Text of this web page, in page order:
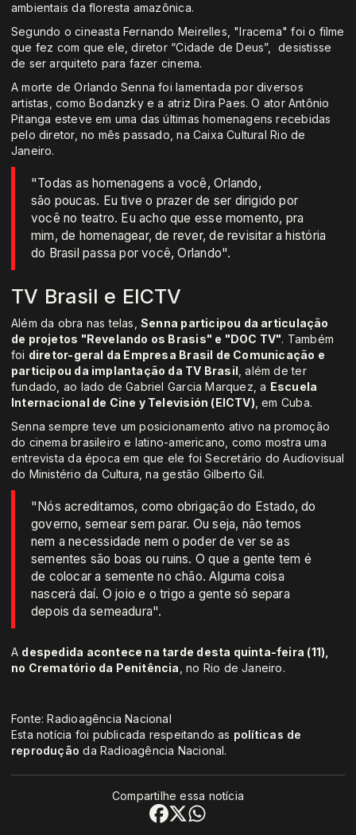
ambientais da floresta amazônica.
Segundo o cineasta Fernando Meirelles, "Iracema" foi o filme
que fez com que ele, diretor “Cidade de Deus”, desistisse
de ser arquiteto para fazer cinema.
A morte de Orlando Senna foi lamentada por diversos
artistas, como Bodanzky e a atriz Dira Paes. O ator Antônio
Pitanga esteve em uma das últimas homenagens recebidas
pelo diretor, no mês passado, na Caixa Cultural Rio de
Janeiro.
"Todas as homenagens a você, Orlando,
são poucas. Eu tive o prazer de ser dirigido por
você no teatro. Eu acho que esse momento, pra
mim, de homenagear, de rever, de revisitar a história
do Brasil passa por você, Orlando".
TV Brasil e EICTV
Além da obra nas telas,Senna participou da articulação
de projetos "Revelando os Brasis" e "DOC TV". Também
foi diretor-geral da Empresa Brasil de Comunicação e
participou da implantação da TV Brasil , além de ter
fundado, ao lado de Gabriel Garcia Marquez, a Escuela
Internacional de Cine y Televisión (EICTV) , em Cuba.
Senna sempre teve um posicionamento ativo na promoção
do cinema brasileiro e latino-americano, como mostra uma
entrevista da época em que ele foi Secretário do Audiovisual
do Ministério da Cultura, na gestão Gilberto Gil.
"Nós acreditamos, como obrigação do Estado, do
governo, semear sem parar. Ou seja, não temos
nem a necessidade nem o poder de ver se as
sementes são boas ou ruins. O que a gente tem é
de colocar a semente no chão. Alguma coisa
nascerá daí. O joio e o trigo a gente só separa
depois da semeadura".
A despedida acontece na tarde desta quinta-feira (11),
no Crematório da Penitência , no Rio de Janeiro.
Fonte: Radioagência Nacional
Esta notícia foi publicada respeitando as políticas de
reprodução da Radioagência Nacional.
Compartilhe essa notícia